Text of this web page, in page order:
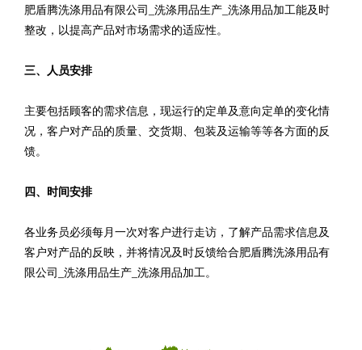
肥盾腾洗涤用品有限公司_洗涤用品生产_洗涤用品加工能及时
整改，以提高产品对市场需求的适应性。
三、人员安排
主要包括顾客的需求信息，现运行的定单及意向定单的变化情
况，客户对产品的质量、交货期、包装及运输等等各方面的反
馈。
四、时间安排
各业务员必须每月一次对客户进行走访，了解产品需求信息及
客户对产品的反映，并将情况及时反馈给合肥盾腾洗涤用品有
限公司_洗涤用品生产_洗涤用品加工。